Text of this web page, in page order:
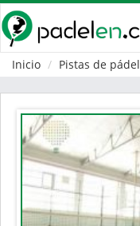
Inicio
Pistas de pádel